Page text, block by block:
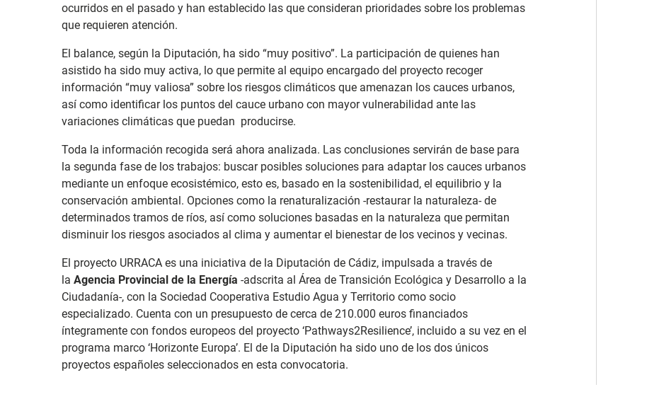
ocurridos en el pasado y han establecido las que consideran prioridades sobre los problemas
que requieren atención.
El balance, según la Diputación, ha sido “muy positivo”. La participación de quienes han
asistido ha sido muy activa, lo que permite al equipo encargado del proyecto recoger
información “muy valiosa” sobre los riesgos climáticos que amenazan los cauces urbanos,
así como identificar los puntos del cauce urbano con mayor vulnerabilidad ante las
variaciones climáticas que puedan producirse.
Toda la información recogida será ahora analizada. Las conclusiones servirán de base para
la segunda fase de los trabajos: buscar posibles soluciones para adaptar los cauces urbanos
mediante un enfoque ecosistémico, esto es, basado en la sostenibilidad, el equilibrio y la
conservación ambiental. Opciones como la renaturalización -restaurar la naturaleza- de
determinados tramos de ríos, así como soluciones basadas en la naturaleza que permitan
disminuir los riesgos asociados al clima y aumentar el bienestar de los vecinos y vecinas.
El proyecto URRACA es una iniciativa de la Diputación de Cádiz, impulsada a través de
la Agencia Provincial de la Energía -adscrita al Área de Transición Ecológica y Desarrollo a la
Ciudadanía-, con la Sociedad Cooperativa Estudio Agua y Territorio como socio
especializado. Cuenta con un presupuesto de cerca de 210.000 euros financiados
íntegramente con fondos europeos del proyecto ‘Pathways2Resilience’, incluido a su vez en el
programa marco ‘Horizonte Europa’. El de la Diputación ha sido uno de los dos únicos
proyectos españoles seleccionados en esta convocatoria.